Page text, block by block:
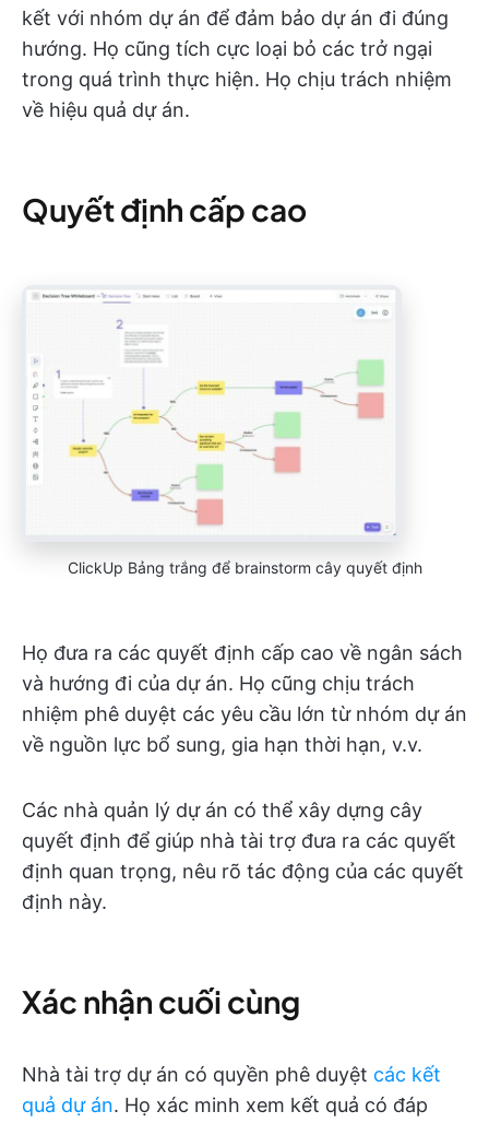
kết với nhóm dự án để đảm bảo dự án đi đúng
hướng. Họ cũng tích cực loại bỏ các trở ngại
trong quá trình thực hiện. Họ chịu trách nhiệm
về hiệu quả dự án.
Quyết định cấp cao
ClickUp Bảng trắng để brainstorm cây quyết định
Họ đưa ra các quyết định cấp cao về ngân sách
và hướng đi của dự án. Họ cũng chịu trách
nhiệm phê duyệt các yêu cầu lớn từ nhóm dự án
về nguồn lực bổ sung, gia hạn thời hạn, v.v.
Các nhà quản lý dự án có thể xây dựng cây
quyết định để giúp nhà tài trợ đưa ra các quyết
định quan trọng, nêu rõ tác động của các quyết
định này.
Xác nhận cuối cùng
Nhà tài trợ dự án có quyền phê duyệt các kết
quả dự án. Họ xác minh xem kết quả có đáp